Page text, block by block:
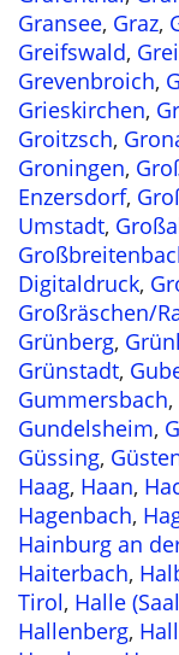
Gransee, Graz,
Greifswald,
Grevenbroich,
Grieskirchen,
Groitzsch,
Groningen,
Enzersdorf,
Umstadt,
Digitaldruck,
Großräschen/
Grünberg,
Grünstadt,
Gummersbach,
Gundelsheim,
Güssing,
Haag, Haan,
Hagenbach,
Hainburg an
Haiterbach,
Tirol, Halle
Hallenberg,